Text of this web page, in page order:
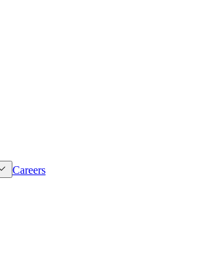
Careers